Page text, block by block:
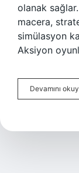
olanak
macera,
simülasyon
Aksiyon
Devamını